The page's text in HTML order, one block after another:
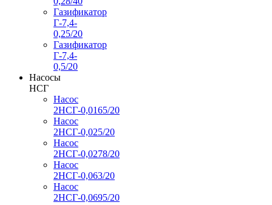
Газификатор
Г-7,4-
0,25/20
Газификатор
Г-7,4-
0,5/20
Насосы
НСГ
Насос
2НСГ-0,0165/20
Насос
2НСГ-0,025/20
Насос
2НСГ-0,0278/20
Насос
2НСГ-0,063/20
Насос
2НСГ-0,0695/20